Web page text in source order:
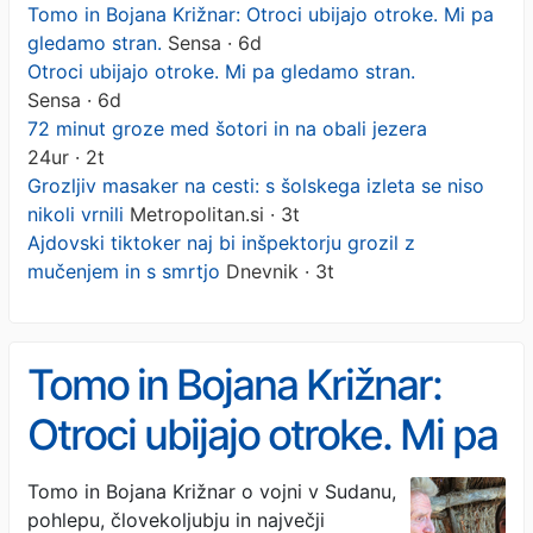
Tomo in Bojana Križnar: Otroci ubijajo otroke. Mi pa
gledamo stran. Sensa · 6d
Otroci ubijajo otroke. Mi pa gledamo stran.
Sensa · 6d
72 minut groze med šotori in na obali jezera
24ur · 2t
Grozljiv masaker na cesti: s šolskega izleta se niso
nikoli vrnili Metropolitan.si · 3t
Ajdovski tiktoker naj bi inšpektorju grozil z
mučenjem in s smrtjo Dnevnik · 3t
Tomo in Bojana Križnar:
Otroci ubijajo otroke. Mi pa
gledamo stran.
Tomo in Bojana Križnar o vojni v Sudanu,
pohlepu, človekoljubju in največji